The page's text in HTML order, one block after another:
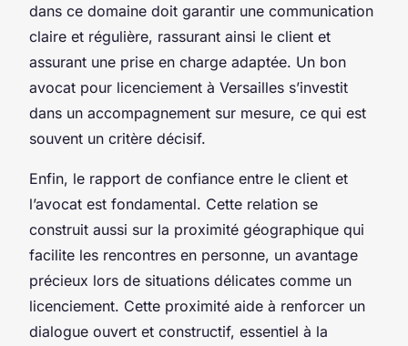
dans ce domaine doit garantir une communication
claire et régulière, rassurant ainsi le client et
assurant une prise en charge adaptée. Un bon
avocat pour licenciement à Versailles s’investit
dans un accompagnement sur mesure, ce qui est
souvent un critère décisif.
Enfin, le rapport de confiance entre le client et
l’avocat est fondamental. Cette relation se
construit aussi sur la proximité géographique qui
facilite les rencontres en personne, un avantage
précieux lors de situations délicates comme un
licenciement. Cette proximité aide à renforcer un
dialogue ouvert et constructif, essentiel à la